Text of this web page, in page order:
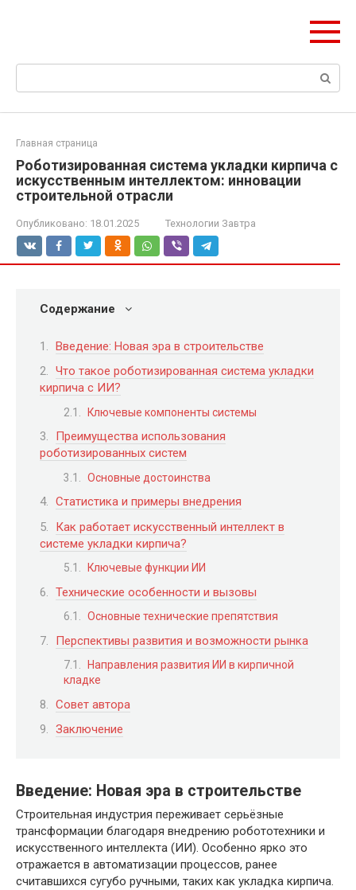
Поиск:
Главная страница
Роботизированная система укладки кирпича с
искусственным интеллектом: инновации
строительной отрасли
Опубликовано: 18.01.2025 Технологии Завтра
Содержание
Введение: Новая эра в строительстве
Что такое роботизированная система укладки
кирпича с ИИ?
Ключевые компоненты системы
Преимущества использования
роботизированных систем
Основные достоинства
Статистика и примеры внедрения
Как работает искусственный интеллект в
системе укладки кирпича?
Ключевые функции ИИ
Технические особенности и вызовы
Основные технические препятствия
Перспективы развития и возможности рынка
Направления развития ИИ в кирпичной
кладке
Совет автора
Заключение
Введение: Новая эра в строительстве
Строительная индустрия переживает серьёзные
трансформации благодаря внедрению робототехники и
искусственного интеллекта (ИИ). Особенно ярко это
отражается в автоматизации процессов, ранее
считавшихся сугубо ручными, таких как укладка кирпича.